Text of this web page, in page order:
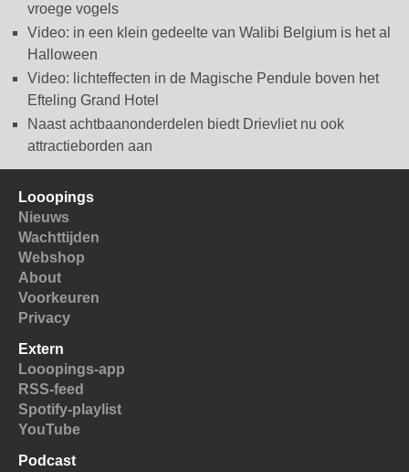
vroege vogels
Video: in een klein gedeelte van Walibi Belgium is het al
Halloween
Video: lichteffecten in de Magische Pendule boven het
Efteling Grand Hotel
Naast achtbaanonderdelen biedt Drievliet nu ook
attractieborden aan
Looopings
Nieuws
Wachttijden
Webshop
About
Voorkeuren
Privacy
Extern
Looopings-app
RSS-feed
Spotify-playlist
YouTube
Podcast